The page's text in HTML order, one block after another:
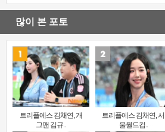
많이 본 포토
트리플에스 김채연, 개
그맨 김규..
트리플에스 김채연, 서
울월드컵..